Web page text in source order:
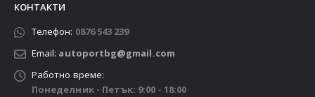
КОНТАКТИ
Телефон: 0876 543 239
Email: autoportbg@gmail.com
Работно време:
Понеделник - Петък: 9:00 - 18:00